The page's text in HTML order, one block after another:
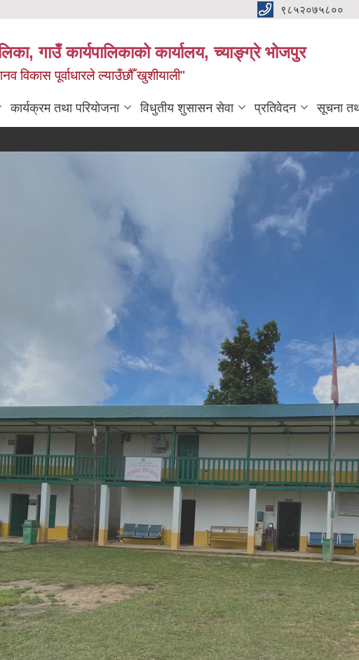
९८५२०७५८००
गाउँ कार्यपालिकाको कार्यालय, च्याङ्ग्रे भोजपुर
विकास पूर्वाधारले ल्याउँछौँ खुशीयाली"
कार्यक्रम तथा परियोजना विधुतीय शुसासन सेवा प्रतिवेदन सूचना
दोस्रो गाउँसभा
तस्विर